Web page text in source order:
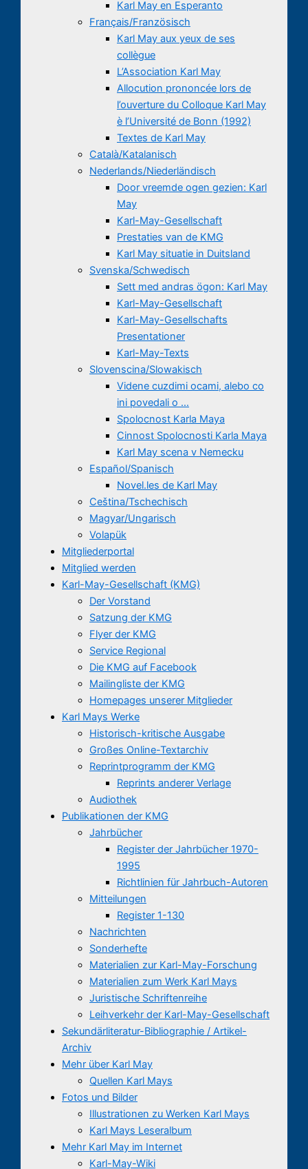
Karl May en Esperanto
Français/Französisch
Karl May aux yeux de ses
collègue
L’Association Karl May
Allocution prononcée lors de
l’ouverture du Colloque Karl May
è l’Université de Bonn (1992)
Textes de Karl May
Català/Katalanisch
Nederlands/Niederländisch
Door vreemde ogen gezien: Karl
May
Karl-May-Gesellschaft
Prestaties van de KMG
Karl May situatie in Duitsland
Svenska/Schwedisch
Sett med andras ögon: Karl May
Karl-May-Gesellschaft
Karl-May-Gesellschafts
Presentationer
Karl-May-Texts
Slovenscina/Slowakisch
Videne cuzdimi ocami, alebo co
ini povedali o …
Spolocnost Karla Maya
Cinnost Spolocnosti Karla Maya
Karl May scena v Nemecku
Español/Spanisch
Novel.les de Karl May
Ceština/Tschechisch
Magyar/Ungarisch
Volapük
Mitgliederportal
Mitglied werden
Karl-May-Gesellschaft (KMG)
Der Vorstand
Satzung der KMG
Flyer der KMG
Service Regional
Die KMG auf Facebook
Mailingliste der KMG
Homepages unserer Mitglieder
Karl Mays Werke
Historisch-kritische Ausgabe
Großes Online-Textarchiv
Reprintprogramm der KMG
Reprints anderer Verlage
Audiothek
Publikationen der KMG
Jahrbücher
Register der Jahrbücher 1970-
1995
Richtlinien für Jahrbuch-Autoren
Mitteilungen
Register 1-130
Nachrichten
Sonderhefte
Materialien zur Karl-May-Forschung
Materialien zum Werk Karl Mays
Juristische Schriftenreihe
Leihverkehr der Karl-May-Gesellschaft
Sekundärliteratur-Bibliographie / Artikel-
Archiv
Mehr über Karl May
Quellen Karl Mays
Fotos und Bilder
Illustrationen zu Werken Karl Mays
Karl Mays Leseralbum
Mehr Karl May im Internet
Karl-May-Wiki